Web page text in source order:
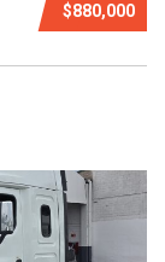
$880,000